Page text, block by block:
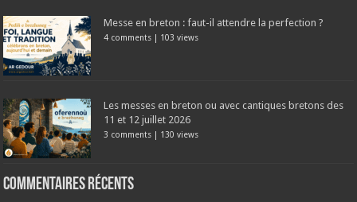
Messe en breton : faut-il attendre la perfection ?
4 comments | 103 views
Les messes en breton ou avec cantiques bretons des
11 et 12 juillet 2026
3 comments | 130 views
Commentaires récents